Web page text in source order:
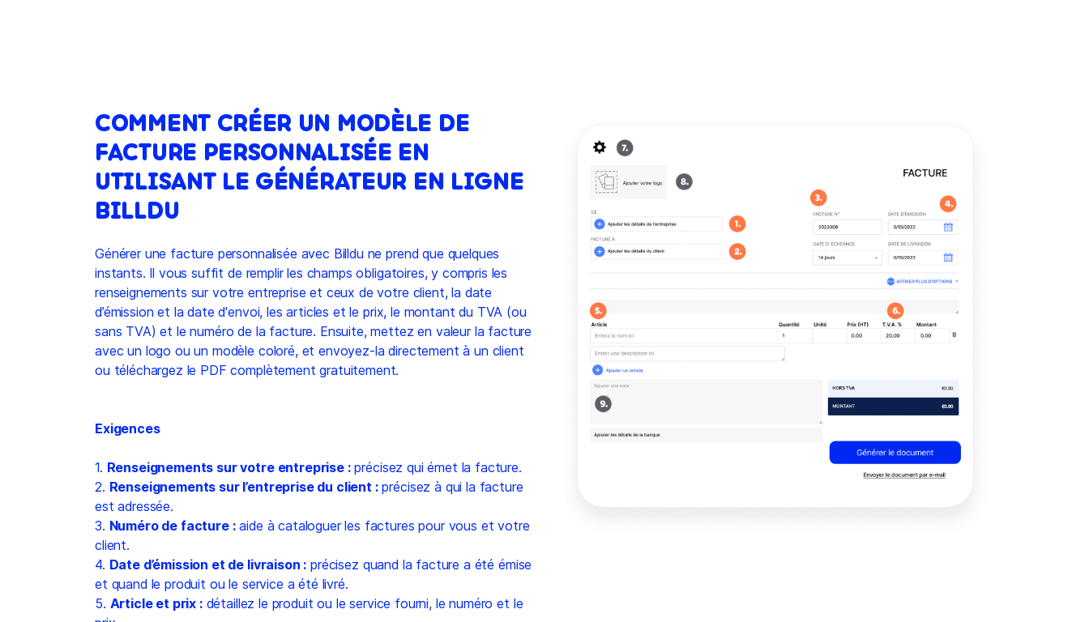
COMMENT CRÉER UN MODÈLE DE
FACTURE PERSONNALISÉE EN
UTILISANT LE GÉNÉRATEUR EN LIGNE
BILLDU
Générer une facture personnalisée avec Billdu ne prend que quelques
instants. Il vous suffit de remplir les champs obligatoires, y compris les
renseignements sur votre entreprise et ceux de votre client, la date
d’émission et la date d'envoi, les articles et le prix, le montant du TVA (ou
sans TVA) et le numéro de la facture. Ensuite, mettez en valeur la facture
avec un logo ou un modèle coloré, et envoyez-la directement à un client
ou téléchargez le PDF complètement gratuitement.
Exigences
1. Renseignements sur votre entreprise :précisez qui émet la facture.
2. Renseignements sur l’entreprise du client :précisez à qui la facture
est adressée.
3. Numéro de facture :aide à cataloguer les factures pour vous et votre
client.
4. Date d’émission et de livraison : précisez quand la facture a été émise
et quand le produit ou le service a été livré.
5. Article et prix :détaillez le produit ou le service fourni, le numéro et le